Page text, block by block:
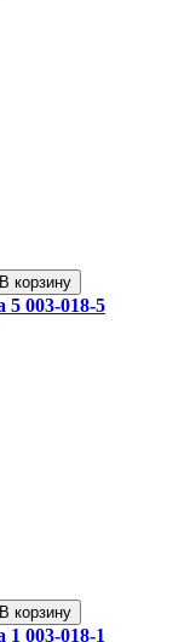
В корзину
003-018-5
В корзину
003-018-1